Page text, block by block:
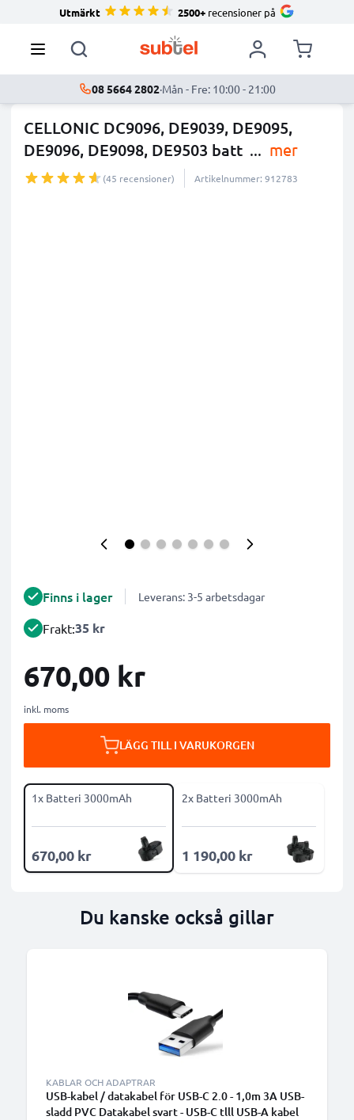
Utmärkt 2500+ recensioner på
08 5664 2802·Mån - Fre: 10:00 - 21:00
CELLONIC DC9096, DE9039, DE9095,
DE9096, DE9098, DE9503 batt ... mer
(45 recensioner) Artikelnummer: 912783
Finns i lager Leverans: 3-5 arbetsdagar
Frakt:35 kr
670,00 kr
inkl. moms
LÄGG TILL I VARUKORGEN
1x Batteri 3000mAh
670,00 kr
2x Batteri 3000mAh
1 190,00 kr
Du kanske också gillar
KABLAR OCH ADAPTRAR
USB-kabel / datakabel för USB-C 2.0 - 1,0m 3A USB-
sladd PVC Datakabel svart - USB-C tlll USB-A kabel